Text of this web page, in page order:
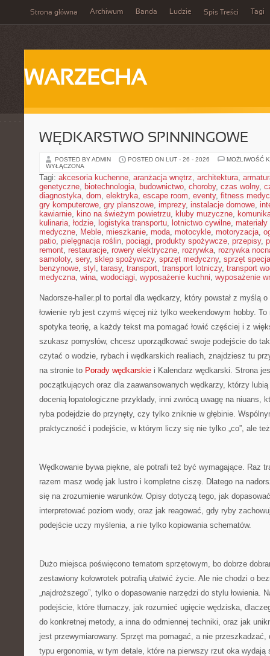
Strona główna Archiwum Banda Ludzie Spis Treści Tagi
WARZECHA
WĘDKARSTWO SPINNINGOWE
POSTED BY ADMIN POSTED ON LUT - 26 - 2026
MOŻLIWOŚĆ
WYŁĄCZONA
Tagi: akcesoria kuchenne, aranżacja wnętrz, architektura,
genetyczne, biotechnologia, budownictwo, choroby, czas wolny,
diagnostyka, dom, elektryka, escape room, eventy, fitness
gry komputerowe, gry planszowe, imprezy, instalacje domowe,
kawiarnie, kino na świeżym powietrzu, kluby muzyczne,
kulinaria, łodzie, logistyka transportu, lotnictwo cywilne,
medyczne, Meble, mieszkanie, moda, motocykle, motoryzacja,
patio, pielęgnacja roślin, pociągi, produkty spożywcze, przepisy,
remont, restauracje, rowery elektryczne, rozrywka, rozrywka
samoloty, sery, sklep spożywczy, sprzęt medyczny, sprzęt
benzynowe, styl , tarasy, transport, transport lotniczy, transport
medyczna, wina, wodociągi, wyposażenie kuchni, wyposażenie
Nadorsze-haller.pl to portal dla wędkarzy, który powstał z myślą
łowienie ryb jest czymś więcej niż tylko weekendowym hobby.
spotyka teorię, a każdy tekst ma pomagać łowić częściej i z
szukasz pomysłów, chcesz uporządkować swoje podejście do
czytać o wodzie, rybach i wędkarskich realiach, znajdziesz tu
na stronie to Porady wędkarskie i Kalendarz wędkarski. Strona
początkujących oraz dla zaawansowanych wędkarzy, którzy
docenią łopatologiczne przykłady, inni zwrócą uwagę na niuans,
ryba podejdzie do przynęty, czy tylko zniknie w głębinie.
praktyczność i podejście, w którym liczy się nie tylko „co”, ale też
Wędkowanie bywa piękne, ale potrafi też być wymagające. Raz
razem masz wodę jak lustro i kompletne ciszę. Dlatego na
się na zrozumienie warunków. Opisy dotyczą tego, jak
interpretować poziom wody, oraz jak reagować, gdy ryby
podejście uczy myślenia, a nie tylko kopiowania schematów.
Dużo miejsca poświęcono tematom sprzętowym, bo dobrze
zestawiony kołowrotek potrafią ułatwić życie. Ale nie chodzi o
„najdroższego”, tylko o dopasowanie narzędzi do stylu łowienia.
podejście, które tłumaczy, jak rozumieć ugięcie wędziska,
do konkretnej metody, a inna do odmiennej techniki, oraz jak
jest przewymiarowany. Sprzęt ma pomagać, a nie
typu ergonomia, w tym detale, które na pierwszy rzut oka wydają